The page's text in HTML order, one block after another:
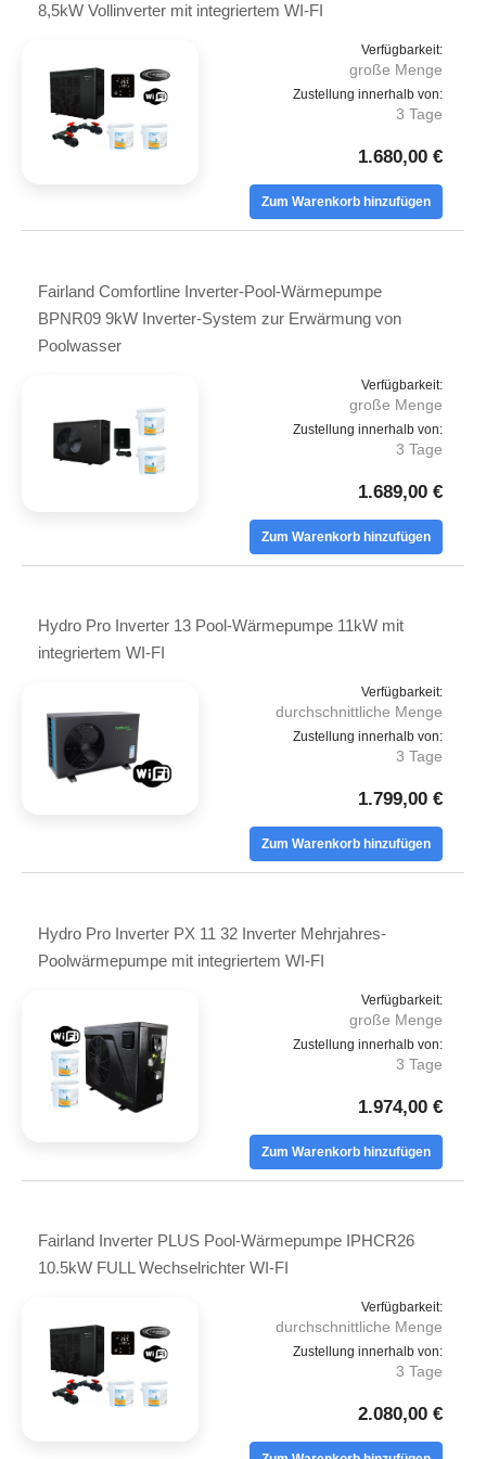
8,5kW Vollinverter mit integriertem WI-FI
Verfügbarkeit:
große Menge
Zustellung innerhalb von:
3 Tage
1.680,00 €
Zum Warenkorb hinzufügen
Fairland Comfortline Inverter-Pool-Wärmepumpe
BPNR09 9kW Inverter-System zur Erwärmung von
Poolwasser
Verfügbarkeit:
große Menge
Zustellung innerhalb von:
3 Tage
1.689,00 €
Zum Warenkorb hinzufügen
Hydro Pro Inverter 13 Pool-Wärmepumpe 11kW mit
integriertem WI-FI
Verfügbarkeit:
durchschnittliche Menge
Zustellung innerhalb von:
3 Tage
1.799,00 €
Zum Warenkorb hinzufügen
Hydro Pro Inverter PX 11 32 Inverter Mehrjahres-
Poolwärmepumpe mit integriertem WI-FI
Verfügbarkeit:
große Menge
Zustellung innerhalb von:
3 Tage
1.974,00 €
Zum Warenkorb hinzufügen
Fairland Inverter PLUS Pool-Wärmepumpe IPHCR26
10.5kW FULL Wechselrichter WI-FI
Verfügbarkeit:
durchschnittliche Menge
Zustellung innerhalb von:
3 Tage
2.080,00 €